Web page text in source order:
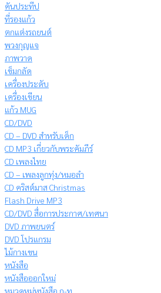
คันประทีป
ที่รองแก้ว
ตกแต่งรถยนต์
พวงกุญแจ
ภาพวาด
เข็มกลัด
เครื่องประดับ
เครื่องเขียน
แก้ว MUG
CD/DVD
CD – DVD สำหรับเด็ก
CD MP3 เกี่ยวกับพระคัมภีร์
CD เพลงไทย
CD – เพลงลูกทุ่ง/หมอลำ
CD คริสต์มาส Christmas
Flash Drive MP3
CD/DVD สื่อการประกาศ/เทศนา
DVD ภาพยนตร์
DVD โปรแกรม
ไม้กางเขน
หนังสือ
หนังสือออกใหม่
หมวดหมู่หนังสือ ก-ท